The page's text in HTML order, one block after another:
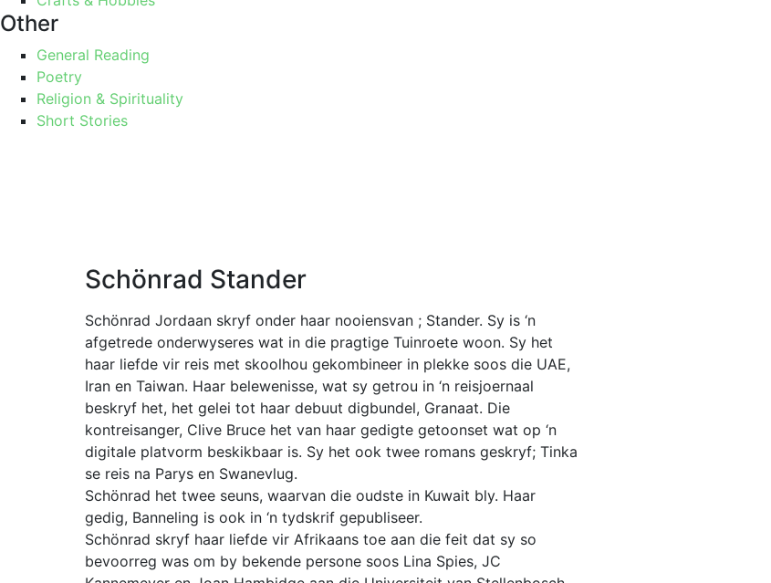
Other
General Reading
Poetry
Religion & Spirituality
Short Stories
Schönrad Stander
Schönrad Jordaan skryf onder haar nooiensvan ; Stander. Sy is ‘n
afgetrede onderwyseres wat in die pragtige Tuinroete woon. Sy het
haar liefde vir reis met skoolhou gekombineer in plekke soos die UAE,
Iran en Taiwan. Haar belewenisse, wat sy getrou in ‘n reisjoernaal
beskryf het, het gelei tot haar debuut digbundel, Granaat. Die
kontreisanger, Clive Bruce het van haar gedigte getoonset wat op ‘n
digitale platvorm beskikbaar is. Sy het ook twee romans geskryf; Tinka
se reis na Parys en Swanevlug.
Schönrad het twee seuns, waarvan die oudste in Kuwait bly. Haar
gedig, Banneling is ook in ‘n tydskrif gepubliseer.
Schönrad skryf haar liefde vir Afrikaans toe aan die feit dat sy so
bevoorreg was om by bekende persone soos Lina Spies, JC